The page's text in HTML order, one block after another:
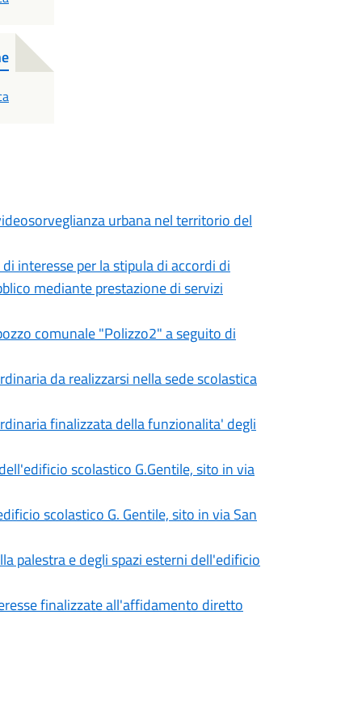
urbana nel territorio del
interesse per la stipula di accordi di
mediante prestazione di servizi
comunale "Polizzo2" a seguito di
da realizzarsi nella sede scolastica
finalizzata della funzionalita' degli
scolastico G.Gentile, sito in via
scolastico G. Gentile, sito in via San
palestra e degli spazi esterni dell'edificio
finalizzate all'affidamento diretto